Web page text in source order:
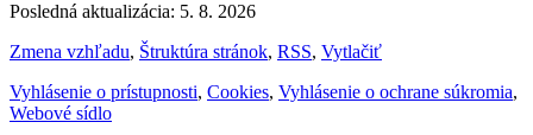
Posledná aktualizácia: 5. 8. 2026
Zmena vzhľadu, Štruktúra stránok, RSS, Vytlačiť
Vyhlásenie o prístupnosti, Cookies, Vyhlásenie o ochrane súkromia,
Webové sídlo